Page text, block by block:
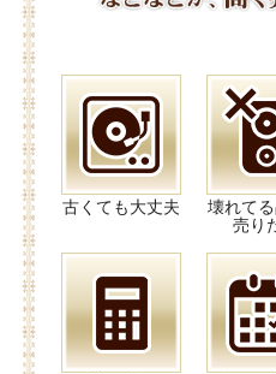
古くても大丈夫
壊れて
売り